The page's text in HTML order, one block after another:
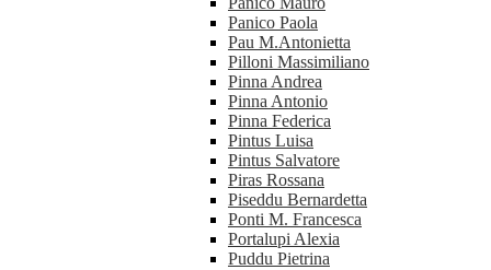
Panico Paola
Pau M.Antonietta
Pilloni Massimiliano
Pinna Andrea
Pinna Antonio
Pinna Federica
Pintus Luisa
Pintus Salvatore
Piras Rossana
Piseddu Bernardetta
Ponti M. Francesca
Portalupi Alexia
Puddu Pietrina